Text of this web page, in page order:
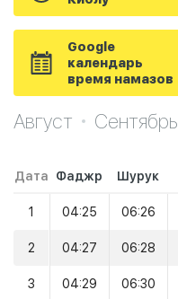
Google
календарь
время намазов
Август Сентябрь
Дата Фаджр Шурук
1 04:25 06:26
2 04:27 06:28
3 04:29 06:30